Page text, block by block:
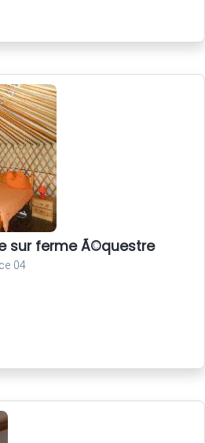
sur ferme Ã©questre
04